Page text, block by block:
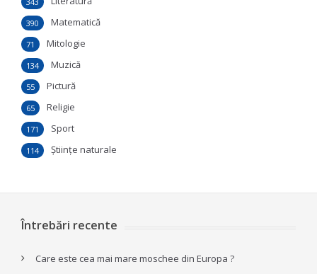
Matematică
390
Mitologie
71
Muzică
134
Pictură
55
Religie
65
Sport
171
Ştiinţe naturale
114
Întrebări recente
Care este cea mai mare moschee din Europa ?